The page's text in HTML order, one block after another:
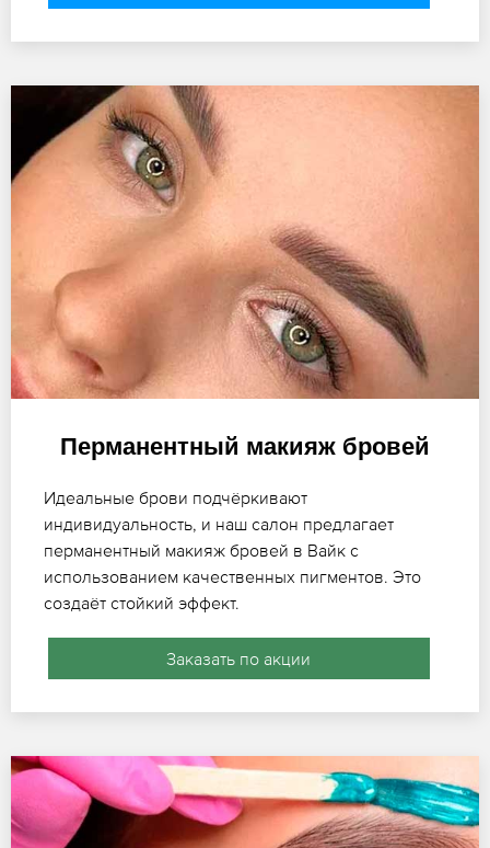
Перманентный макияж бровей
Идеальные брови подчёркивают
индивидуальность, и наш салон предлагает
перманентный макияж бровей в Вайк с
использованием качественных пигментов. Это
создаёт стойкий эффект.
Заказать по акции